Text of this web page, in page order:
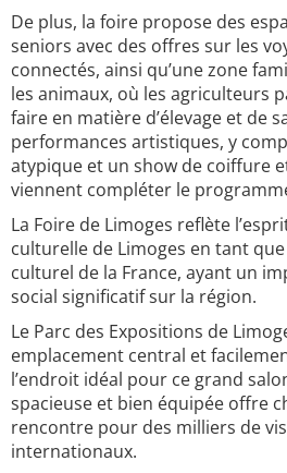
De plus, la foire propose des
seniors avec des offres sur les
connectés, ainsi qu’une zone
les animaux, où les agriculteurs
faire en matière d’élevage et de
performances artistiques, y
atypique et un show de coiffure
viennent compléter le
La Foire de Limoges reflète
culturelle de Limoges en tant
culturel de la France, ayant un
social significatif sur la région.
Le Parc des Expositions de
emplacement central et
l’endroit idéal pour ce grand
spacieuse et bien équipée offre
rencontre pour des milliers de
internationaux.